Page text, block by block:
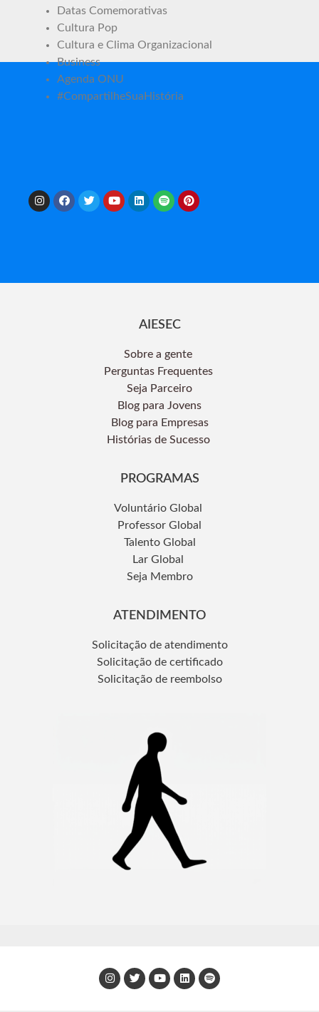
Datas Comemorativas
Cultura Pop
Cultura e Clima Organizacional
Business
Agenda ONU
#CompartilheSuaHistória
AIESEC
Sobre a gente
Perguntas Frequentes
Seja Parceiro
Blog para Jovens
Blog para Empresas
Histórias de Sucesso
PROGRAMAS
Voluntário Global
Professor Global
Talento Global
Lar Global
Seja Membro
ATENDIMENTO
Solicitação de atendimento
Solicitação de certificado
Solicitação de reembolso